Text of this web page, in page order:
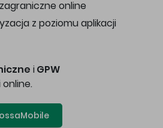
online
z poziomu aplikacji
i GPW